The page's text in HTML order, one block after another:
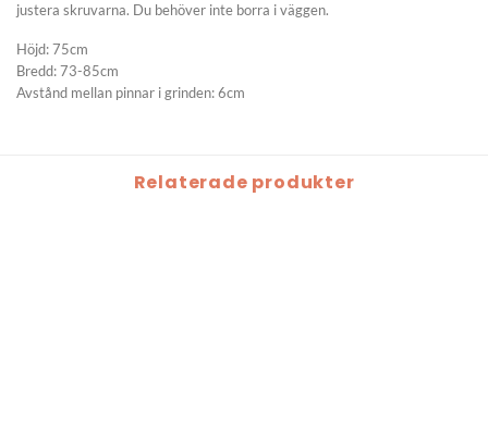
justera skruvarna. Du behöver inte borra i väggen.
Höjd: 75cm
Bredd: 73-85cm
Avstånd mellan pinnar i grinden: 6cm
Relaterade produkter